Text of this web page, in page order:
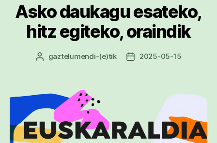
Asko daukagu esateko,
hitz egiteko, oraindik
Argitalpenaren
gaztelumendi-(e)tik
Argitalpenaren
2025-05-15